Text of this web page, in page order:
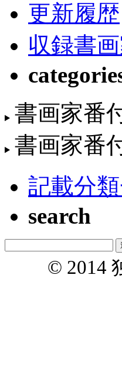
更新履歴
収録書
書画家番
書画家番
記載分
search
© 2014